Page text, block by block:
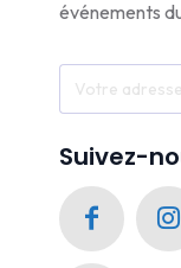
événements
Suivez-